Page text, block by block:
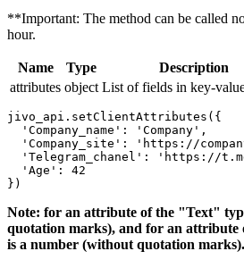
**Important: The method can be called
hour.
Name Type
Description
attributes object List of fields in key-
jivo_api.setClientAttributes({
  'Company_name': 'Company',
'Company_site': 'https://
'Telegram_chanel': 'https://
  'Age': 42
Note: for an attribute of the "Text"
quotation marks), and for an
is a number (without quotation marks).